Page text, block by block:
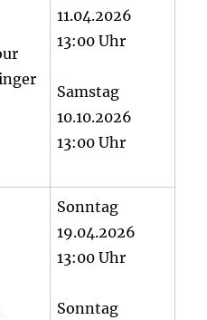
11.04.2026
13:00 Uhr
Samstag
10.10.2026
13:00 Uhr
Sonntag
19.04.2026
13:00 Uhr
Sonntag